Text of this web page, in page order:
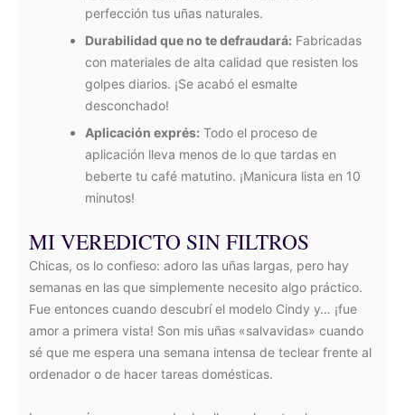
perfección tus uñas naturales.
Durabilidad que no te defraudará: Fabricadas
con materiales de alta calidad que resisten los
golpes diarios. ¡Se acabó el esmalte
desconchado!
Aplicación exprés: Todo el proceso de
aplicación lleva menos de lo que tardas en
beberte tu café matutino. ¡Manicura lista en 10
minutos!
MI VEREDICTO SIN FILTROS
Chicas, os lo confieso: adoro las uñas largas, pero hay
semanas en las que simplemente necesito algo práctico.
Fue entonces cuando descubrí el modelo Cindy y… ¡fue
amor a primera vista! Son mis uñas «salvavidas» cuando
sé que me espera una semana intensa de teclear frente al
ordenador o de hacer tareas domésticas.